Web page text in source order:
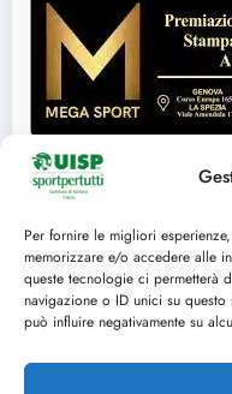
Per fornire le migliori
memorizzare e/o accedere alle
queste tecnologie ci permetterà
navigazione o ID unici su
può influire negativamente su